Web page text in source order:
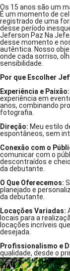
Os 15 anos são um
É um momento de
registrado de uma
desse período
Jeferson Paz Na
desse momento e
autêntica. Nosso
onde cada sorriso,
sensibilidade.
Por que Escolher
Experiência e Paixão:
experiência em
anos, combinando
fotografia.
Direção: Meu estilo
espontâneos, sem
Conexão com o
comunicar com o
descontraídos e
da debutante.
O Que Oferecemos:
planejado e
da debutante.
Locações Variadas:
locais para a
locações incríveis
desejada.
Profissionalismo e
qualidade, desde o